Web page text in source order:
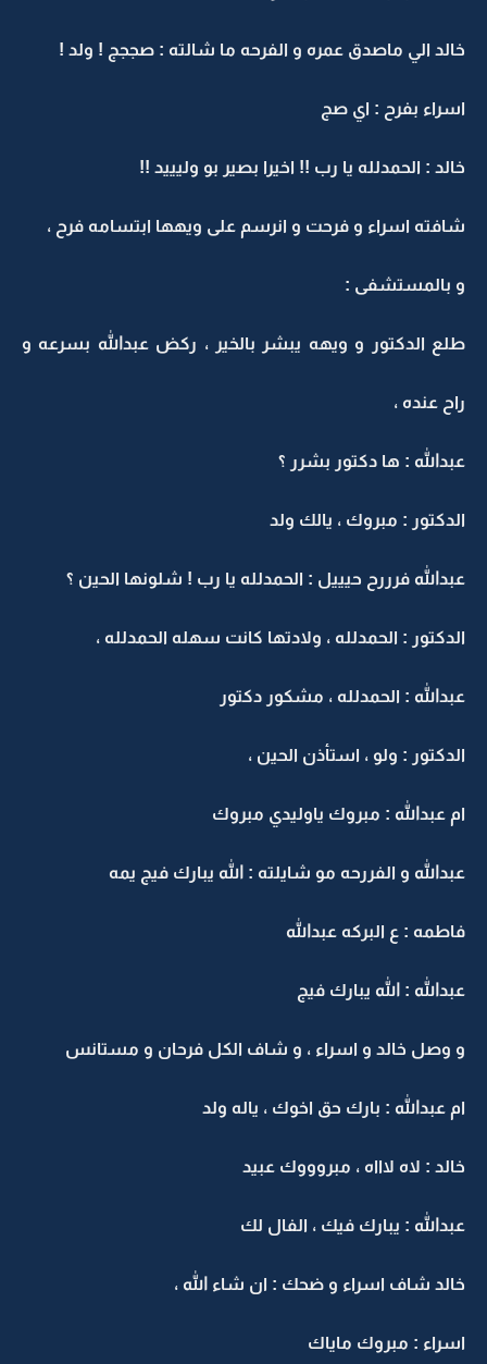
خالد الي ماصدق عمره و الفرحه ما شالته : صججج ! ولد !
اسراء بفرح : اي صج
خالد : الحمدلله يا رب !! اخيرا بصير بو وليييد !!
شافته اسراء و فرحت و انرسم على ويهها ابتسامه فرح ،
و بالمستشفى :
طلع الدكتور و ويهه يبشر بالخير ، ركض عبدالله بسرعه و
راح عنده ،
عبدالله : ها دكتور بشرر ؟
الدكتور : مبروك ، يالك ولد
عبدالله فرررح حيييل : الحمدلله يا رب ! شلونها الحين ؟
الدكتور : الحمدلله ، ولادتها كانت سهله الحمدلله ،
عبدالله : الحمدلله ، مشكور دكتور
الدكتور : ولو ، استأذن الحين ،
ام عبدالله : مبروك ياوليدي مبروك
عبدالله و الفررحه مو شايلته : الله يبارك فيج يمه
فاطمه : ع البركه عبدالله
عبدالله : الله يبارك فيج
و وصل خالد و اسراء ، و شاف الكل فرحان و مستانس
ام عبدالله : بارك حق اخوك ، ياله ولد
خالد : لاه لاااه ، مبروووك عبيد
عبدالله : يبارك فيك ، الفال لك
خالد شاف اسراء و ضحك : ان شاء الله ،
اسراء : مبروك ماياك